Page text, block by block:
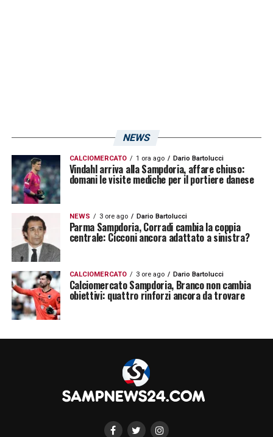
NEWS
CALCIOMERCATO 1 ora ago Dario Bartolucci
Vindahl arriva alla Sampdoria, affare chiuso:
domani le visite mediche per il portiere danese
NEWS 3 ore ago Dario Bartolucci
Parma Sampdoria, Corradi cambia la coppia
centrale: Cicconi ancora adattato a sinistra?
CALCIOMERCATO 3 ore ago Dario Bartolucci
Calciomercato Sampdoria, Branco non cambia
obiettivi: quattro rinforzi ancora da trovare